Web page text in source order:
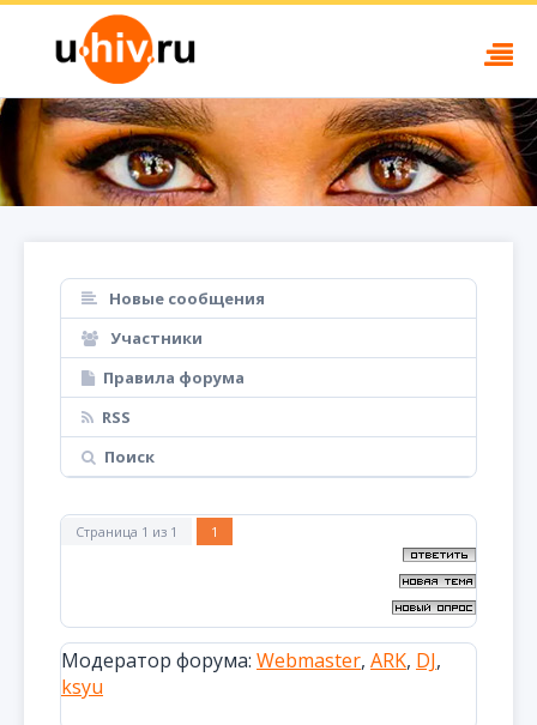
Новые сообщения
Участники
Правила форума
RSS
Поиск
Страница 1 из 1 1
Модератор форума: Webmaster, ARK, DJ,
ksyu